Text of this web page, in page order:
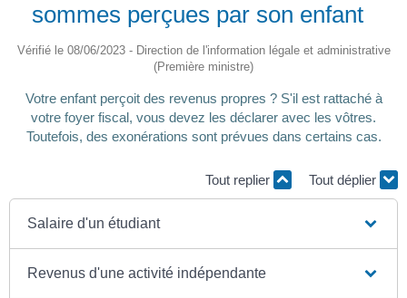
sommes perçues par son enfant
Vérifié le 08/06/2023 - Direction de l'information légale et administrative
(Première ministre)
Votre enfant perçoit des revenus propres ? S'il est rattaché à
votre foyer fiscal, vous devez les déclarer avec les vôtres.
Toutefois, des exonérations sont prévues dans certains cas.
Tout replier Tout déplier
Salaire d'un étudiant
Revenus d'une activité indépendante